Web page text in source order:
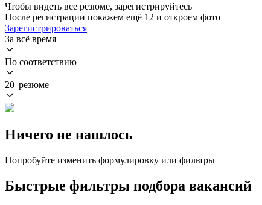
Чтобы видеть все резюме, зарегистрируйтесь
После регистрации покажем ещё 12 и откроем фото
Зарегистрироваться
За всё время
По соответствию
20 резюме
Ничего не нашлось
Попробуйте изменить формулировку или фильтры
Быстрые фильтры подбора вакансий